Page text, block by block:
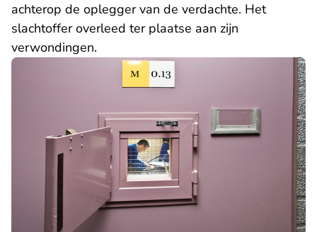
achterop de oplegger van de verdachte. Het
slachtoffer overleed ter plaatse aan zijn
verwondingen.